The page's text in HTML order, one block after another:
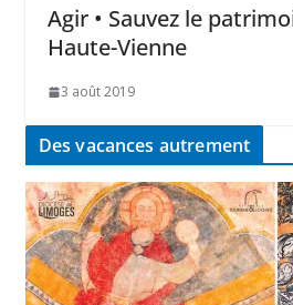
Agir • Sauvez le
Haute-Vienne
3 août 2019
Des vacances autrement